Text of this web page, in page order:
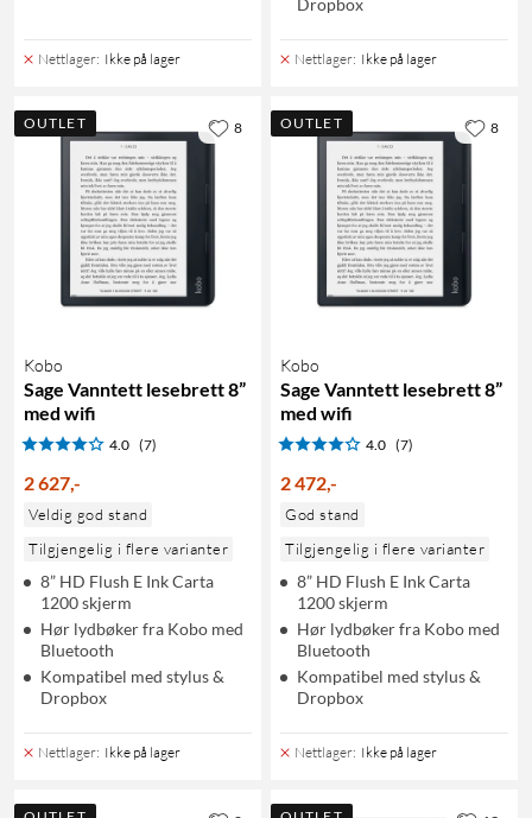
Nettlager: Ikke på lager
Dropbox
Nettlager: Ikke på lager
OUTLET
Kobo
Sage Vanntett lesebrett 8”
med wifi
4.0 (7)
2 627,-
Veldig god stand
Tilgjengelig i flere varianter
8” HD Flush E Ink Carta
1200 skjerm
Hør lydbøker fra Kobo med
Bluetooth
Kompatibel med stylus &
Dropbox
Nettlager: Ikke på lager
8 OUTLET
Kobo
Sage Vanntett lesebrett 8”
med wifi
4.0 (7)
2 472,-
God stand
Tilgjengelig i flere varianter
8” HD Flush E Ink Carta
1200 skjerm
Hør lydbøker fra Kobo med
Bluetooth
Kompatibel med stylus &
Dropbox
Nettlager: Ikke på lager
8